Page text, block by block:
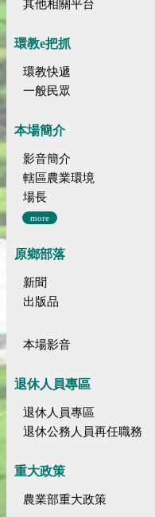
其他相關平台
環教e把抓
環教快遞
一般民眾
本場簡介
影音簡介
轄區農業環境
場長
more
原鄉部落
新聞
出版品
本場影音
退休人員專區
退休人員專區
退休公務人員再任職務
重大政策
農業部重大政策